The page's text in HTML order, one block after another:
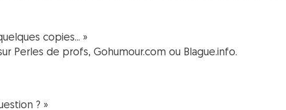
copies... »
Perles de profs, Gohumour.com ou Blague.info.
? »